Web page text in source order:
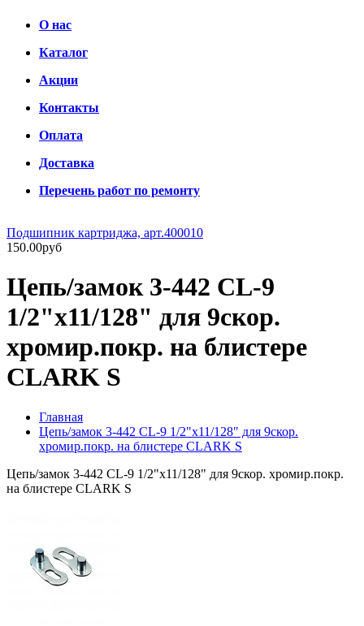
О нас
Каталог
Акции
Контакты
Оплата
Доставка
Перечень работ по ремонту
Подшипник картриджа, арт.400010
150.00руб
Цепь/замок 3-442 CL-9
1/2"х11/128" для 9скор.
хромир.покр. на блистере
CLARK S
Главная
Цепь/замок 3-442 CL-9 1/2"х11/128" для 9скор.
хромир.покр. на блистере CLARK S
Цепь/замок 3-442 CL-9 1/2"х11/128" для 9скор. хромир.покр.
на блистере CLARK S